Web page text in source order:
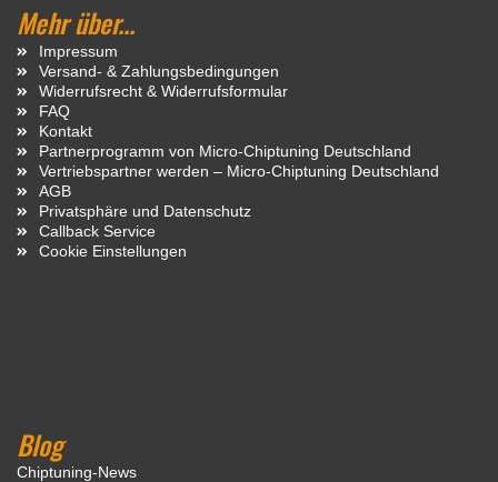
Mehr über...
Impressum
Versand- & Zahlungsbedingungen
Widerrufsrecht & Widerrufsformular
FAQ
Kontakt
Partnerprogramm von Micro-Chiptuning Deutschland
Vertriebspartner werden – Micro-Chiptuning Deutschland
AGB
Privatsphäre und Datenschutz
Callback Service
Cookie Einstellungen
Blog
Chiptuning-News